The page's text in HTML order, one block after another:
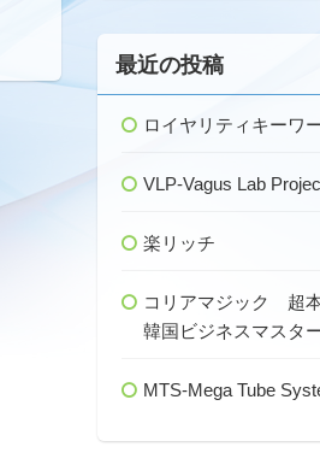
最近の投稿
ロイヤリティキーワ
VLP-Vagus Lab
楽リッチ
コリアマジック 超
韓国ビジネスマスタ
MTS-Mega Tube